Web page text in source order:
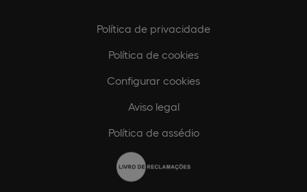
Política de privacidade
Política de cookies
Configurar cookies
Aviso legal
Política de assédio